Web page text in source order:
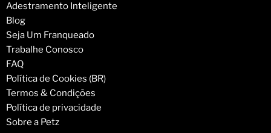
Adestramento Inteligente
Blog
Seja Um Franqueado
Trabalhe Conosco
FAQ
Política de Cookies (BR)
Termos & Condições
Política de privacidade
Sobre a Petz